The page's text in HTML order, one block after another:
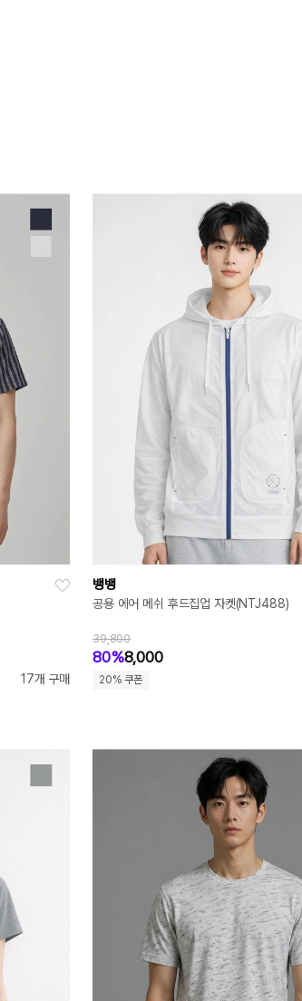
17개 구매
뱅뱅
공용 에어 메쉬 후드집업 자켓(NTJ488)
39,800
80%8,000
20% 쿠폰